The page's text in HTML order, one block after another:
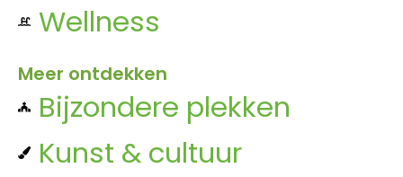
Wellness
Meer ontdekken
Bijzondere plekken
Kunst & cultuur